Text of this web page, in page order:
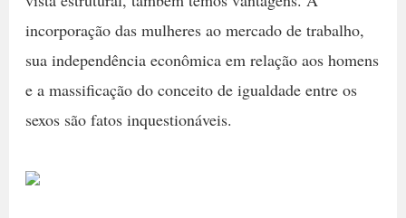
incorporação das mulheres ao mercado de trabalho,
sua independência econômica em relação aos homens
e a massificação do conceito de igualdade entre os
sexos são fatos inquestionáveis.